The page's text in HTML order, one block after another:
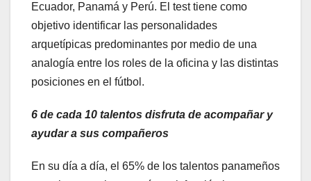
Ecuador, Panamá y Perú. El test tiene como
objetivo identificar las personalidades
arquetípicas predominantes por medio de una
analogía entre los roles de la oficina y las distintas
posiciones en el fútbol.
6 de cada 10 talentos disfruta de acompañar y
ayudar a sus compañeros
En su día a día, el 65% de los talentos panameños